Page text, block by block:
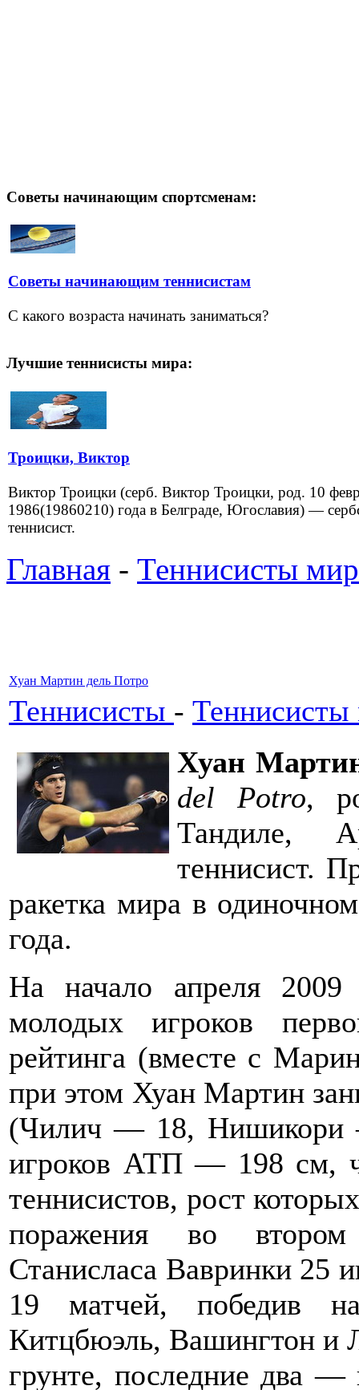
Советы начинающим спортсменам:
Советы начинающим теннисистам
С какого возраста начинать заниматься?
Лучшие теннисисты мира:
Троицки, Виктор
Виктор Троицки (серб. Виктор Троицки, род. 10
1986(19860210) года в Белграде, Югославия) —
теннисист.
Главная - Теннисисты
Хуан Мартин дель Потро
Теннисисты - Теннисисты
Хуан
del Potro,
Тандиле,
теннисист.
ракетка мира в
года.
На начало апреля
молодых игроков
рейтинга (вместе с
при этом Хуан Мартин
(Чилич — 18, Нишикори
игроков АТП — 198 см,
теннисистов, рост
поражения во
Станисласа Вавринки 25
19 матчей, победив
Китцбюэль, Вашингтон и
грунте, последние два —